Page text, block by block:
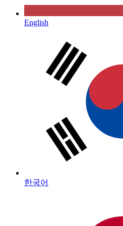
English
한국어